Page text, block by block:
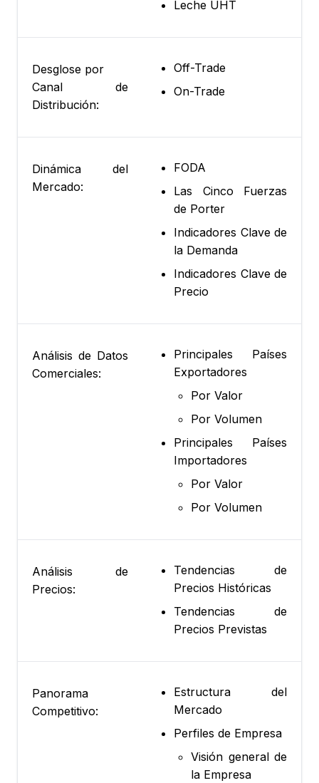
Leche UHT
Desglose por
Canal de
Distribución:
Off-Trade
On-Trade
Dinámica del
Mercado:
FODA
Las Cinco Fuerzas
de Porter
Indicadores Clave de
la Demanda
Indicadores Clave de
Precio
Análisis de Datos
Comerciales:
Principales Países
Exportadores
Por Valor
Por Volumen
Principales Países
Importadores
Por Valor
Por Volumen
Análisis de
Precios:
Tendencias de
Precios Históricas
Tendencias de
Precios Previstas
Panorama
Competitivo:
Estructura del
Mercado
Perfiles de Empresa
Visión general de
la Empresa